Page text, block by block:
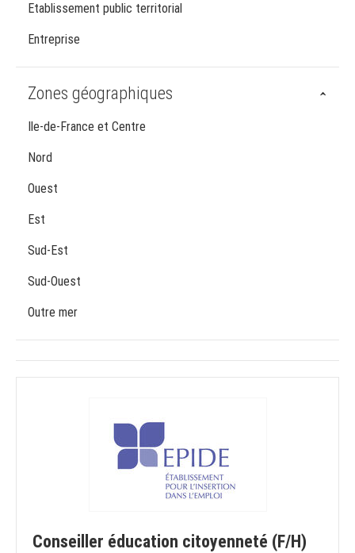
Etablissement public territorial
Entreprise
Zones géographiques
Ile-de-France et Centre
Nord
Ouest
Est
Sud-Est
Sud-Ouest
Outre mer
Conseiller éducation citoyenneté (F/H)